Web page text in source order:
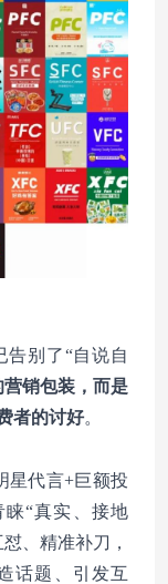
告别了“自说自
销包装，而是
者的讨好。
星代言+巨额投
“真实、接地
、精准补刀，
话题、引发互